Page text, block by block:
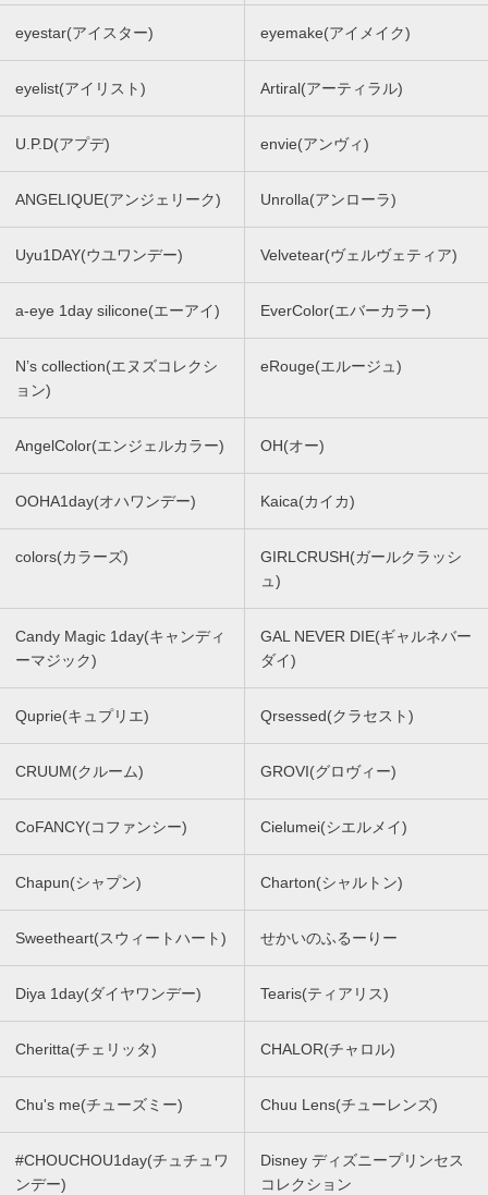
eyestar(アイスター) eyemake(アイメイク)
eyelist(アイリスト) Artiral(アーティラル)
U.P.D(アプデ) envie(アンヴィ)
ANGELIQUE(アンジェリーク) Unrolla(アンローラ)
Uyu1DAY(ウユワンデー) Velvetear(ヴェルヴェティア)
a-eye 1day silicone(エーアイ) EverColor(エバーカラー)
N’s collection(エヌズコレクシ
ョン)
eRouge(エルージュ)
AngelColor(エンジェルカラー) OH(オー)
OOHA1day(オハワンデー) Kaica(カイカ)
colors(カラーズ)
GIRLCRUSH(ガールクラッシ
ュ)
Candy Magic 1day(キャンディ
ーマジック)
GAL NEVER DIE(ギャルネバー
ダイ)
Quprie(キュプリエ) Qrsessed(クラセスト)
CRUUM(クルーム) GROVI(グロヴィー)
CoFANCY(コファンシー) Cielumei(シエルメイ)
Chapun(シャプン) Charton(シャルトン)
Sweetheart(スウィートハート) せかいのふるーりー
Diya 1day(ダイヤワンデー) Tearis(ティアリス)
Cheritta(チェリッタ) CHALOR(チャロル)
Chu's me(チューズミー) Chuu Lens(チューレンズ)
#CHOUCHOU1day(チュチュワ
ンデー)
Disney ディズニープリンセス
コレクション